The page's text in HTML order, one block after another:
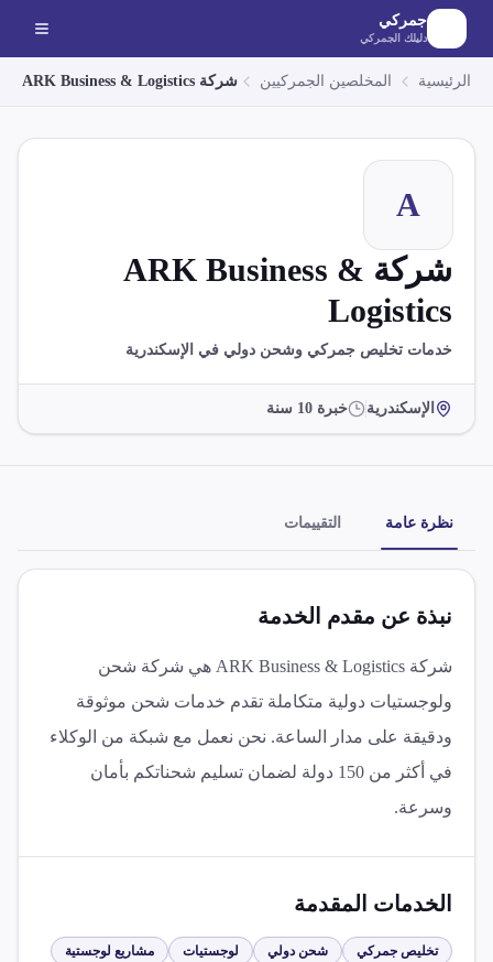
الانتقال إلى المحتوى الرئيسي
جمركي
دليلك الجمركي
الرئيسية المخلصين الجمركيين شركة ARK Business & Logistics
A
شركة ARK Business &
Logistics
خدمات تخليص جمركي وشحن دولي في الإسكندرية
الإسكندرية خبرة 10 سنة
نظرة عامة التقييمات
نبذة عن مقدم الخدمة
شركة ARK Business & Logistics هي شركة شحن
ولوجستيات دولية متكاملة تقدم خدمات شحن موثوقة
ودقيقة على مدار الساعة. نحن نعمل مع شبكة من الوكلاء
في أكثر من 150 دولة لضمان تسليم شحناتكم بأمان
وسرعة.
الخدمات المقدمة
تخليص جمركي شحن دولي لوجستيات
مشاريع لوجستية